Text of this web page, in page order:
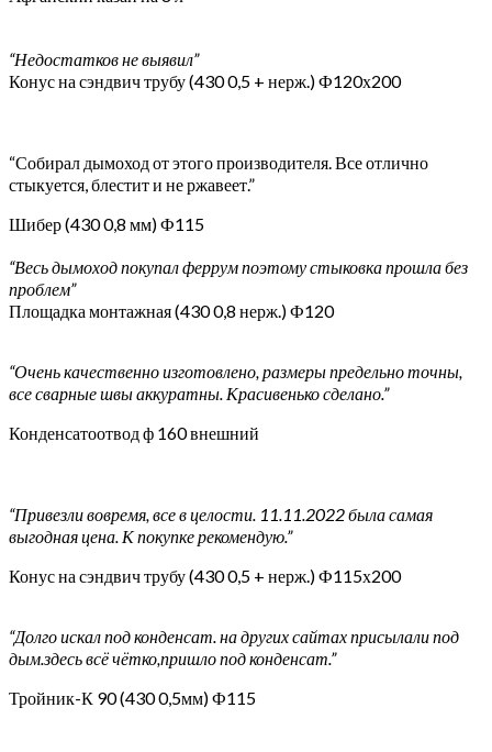
“Недостатков не выявил”
Конус на сэндвич трубу (430 0,5 + нерж.) Ф120х200
“Собирал дымоход от этого производителя. Все отлично
стыкуется, блестит и не ржавеет.”
Шибер (430 0,8 мм) Ф115
“Весь дымоход покупал феррум поэтому стыковка прошла без
проблем”
Площадка монтажная (430 0,8 нерж.) Ф120
“Очень качественно изготовлено, размеры предельно точны,
все сварные швы аккуратны. Красивенько сделано.”
Конденсатоотвод ф 160 внешний
“Привезли вовремя, все в целости. 11.11.2022 была самая
выгодная цена. К покупке рекомендую.”
Конус на сэндвич трубу (430 0,5 + нерж.) Ф115х200
“Долго искал под конденсат. на других сайтах присылали под
дым.здесь всё чётко,пришло под конденсат.”
Тройник-К 90 (430 0,5мм) Ф115